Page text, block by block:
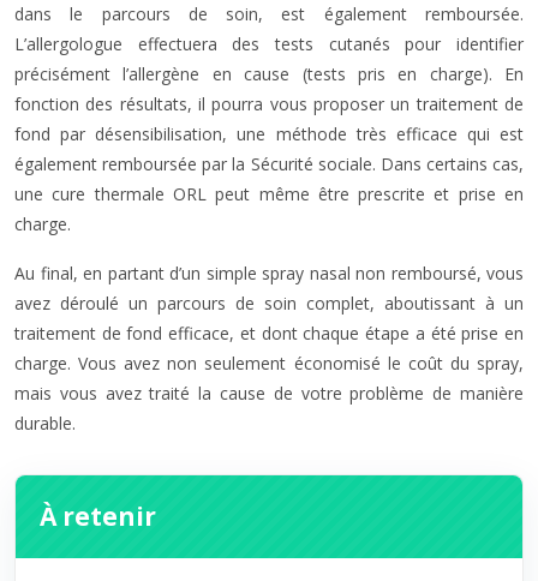
dans le parcours de soin, est également remboursée.
L’allergologue effectuera des tests cutanés pour identifier
précisément l’allergène en cause (tests pris en charge). En
fonction des résultats, il pourra vous proposer un traitement de
fond par désensibilisation, une méthode très efficace qui est
également remboursée par la Sécurité sociale. Dans certains cas,
une cure thermale ORL peut même être prescrite et prise en
charge.
Au final, en partant d’un simple spray nasal non remboursé, vous
avez déroulé un parcours de soin complet, aboutissant à un
traitement de fond efficace, et dont chaque étape a été prise en
charge. Vous avez non seulement économisé le coût du spray,
mais vous avez traité la cause de votre problème de manière
durable.
À retenir